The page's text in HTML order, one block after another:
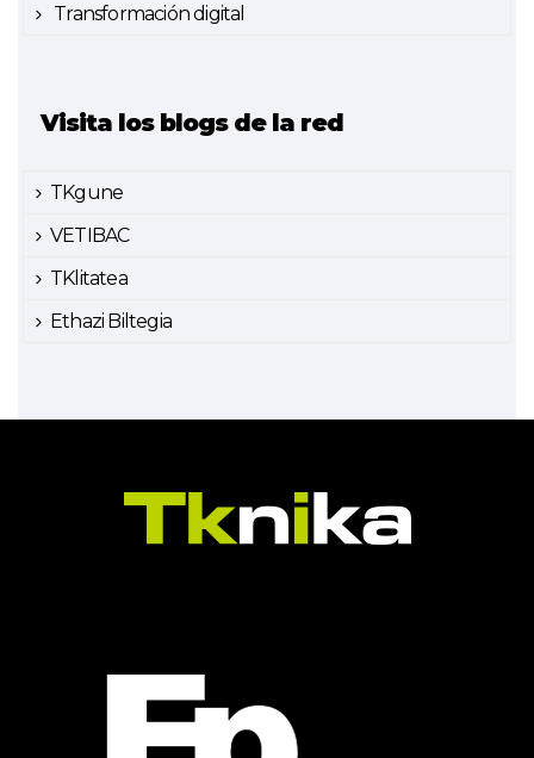
Transformación digital
Visita los blogs de la red
TKgune
VETIBAC
TKlitatea
Ethazi Biltegia